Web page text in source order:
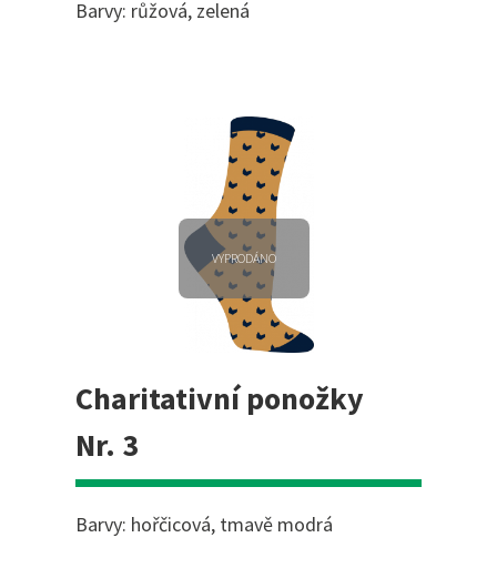
Barvy: růžová, zelená
VYPRODÁNO
Charitativní ponožky
Nr. 3
Barvy: hořčicová, tmavě modrá